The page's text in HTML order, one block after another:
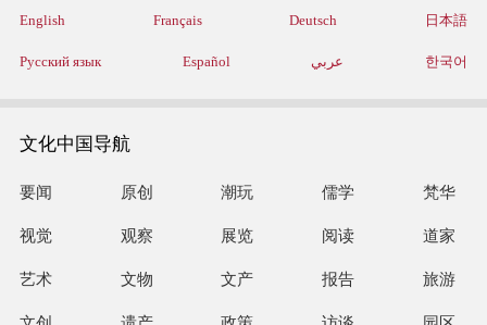
English Français Deutsch 日本語
Русский язык Español عربي 한국어
文化中国导航
要闻 原创 潮玩 儒学 梵华
视觉 观察 展览 阅读 道家
艺术 文物 文产 报告 旅游